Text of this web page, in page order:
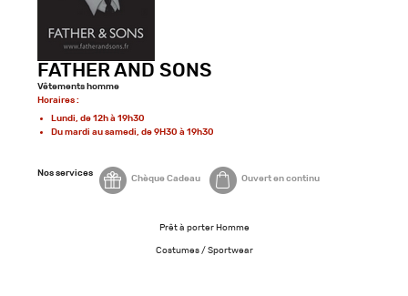
FATHER AND SONS
Vêtements homme
Horaires :
Lundi, de 12h à 19h30
Du mardi au samedi, de 9H30 à 19h30
Nos services
Chèque Cadeau Ouvert en continu
Prêt à porter Homme
Costumes / Sportwear